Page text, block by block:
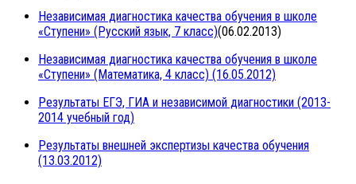
Независимая диагностика качества обучения в школе
«Ступени» (Русский язык, 7 класс)(06.02.2013)
Независимая диагностика качества обучения в школе
«Ступени» (Математика, 4 класс) (16.05.2012)
Результаты ЕГЭ, ГИА и независимой диагностики (2013-
2014 учебный год)
Результаты внешней экспертизы качества обучения
(13.03.2012)